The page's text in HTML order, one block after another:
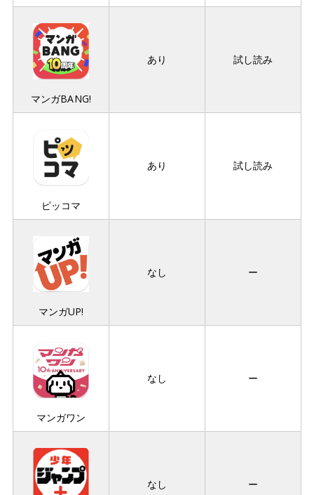
マンガBANG!
あり 試し読み
ピッコマ
あり 試し読み
マンガUP!
なし ー
マンガワン
なし ー
なし ー